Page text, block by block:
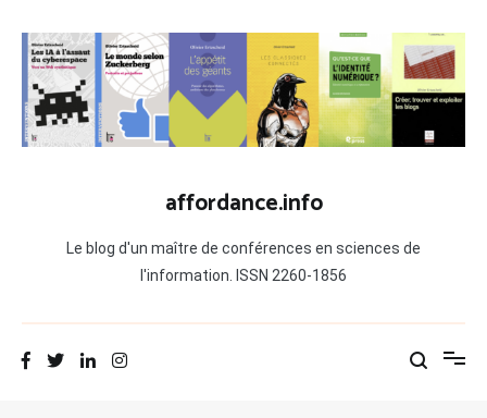
contenu
affordance.info
Le blog d'un maître de conférences en sciences de
l'information. ISSN 2260-1856